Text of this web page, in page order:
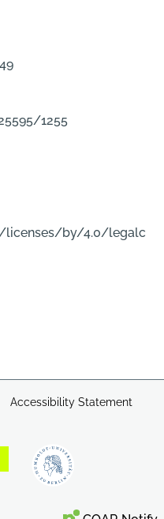
1255
licenses/by/4.0/legalc
Accessibility Statement